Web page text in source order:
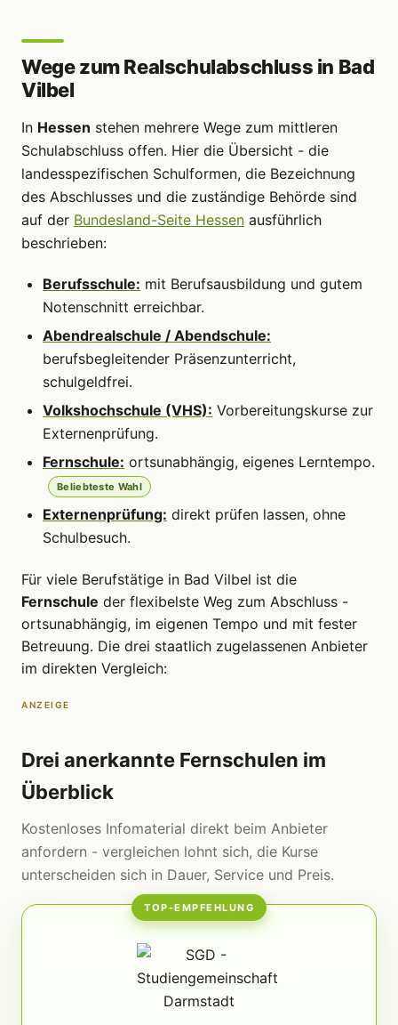
Wege zum Realschulabschluss in Bad
Vilbel
In Hessen stehen mehrere Wege zum mittleren
Schulabschluss offen. Hier die Übersicht - die
landesspezifischen Schulformen, die Bezeichnung
des Abschlusses und die zuständige Behörde sind
auf der Bundesland-Seite Hessen ausführlich
beschrieben:
Berufsschule: mit Berufsausbildung und gutem
Notenschnitt erreichbar.
Abendrealschule / Abendschule:
berufsbegleitender Präsenzunterricht,
schulgeldfrei.
Volkshochschule (VHS): Vorbereitungskurse zur
Externenprüfung.
Fernschule: ortsunabhängig, eigenes Lerntempo.
Beliebteste Wahl
Externenprüfung: direkt prüfen lassen, ohne
Schulbesuch.
Für viele Berufstätige in Bad Vilbel ist die
Fernschule der flexibelste Weg zum Abschluss -
ortsunabhängig, im eigenen Tempo und mit fester
Betreuung. Die drei staatlich zugelassenen Anbieter
im direkten Vergleich:
ANZEIGE
Drei anerkannte Fernschulen im
Überblick
Kostenloses Infomaterial direkt beim Anbieter
anfordern - vergleichen lohnt sich, die Kurse
unterscheiden sich in Dauer, Service und Preis.
TOP-EMPFEHLUNG